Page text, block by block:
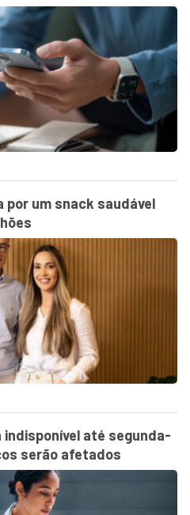
um snack saudável
até segunda-
serão afetados